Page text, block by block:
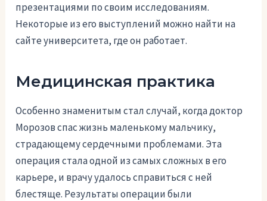
презентациями по своим исследованиям.
Некоторые из его выступлений можно найти на
сайте университета, где он работает.
Медицинская практика
Особенно знаменитым стал случай, когда доктор
Морозов спас жизнь маленькому мальчику,
страдающему сердечными проблемами. Эта
операция стала одной из самых сложных в его
карьере, и врачу удалось справиться с ней
блестяще. Результаты операции были